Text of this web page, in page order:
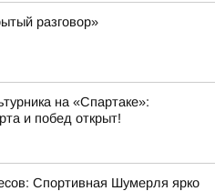
разговор»
на «Спартаке»:
и побед открыт!
Спортивная Шумерля ярко